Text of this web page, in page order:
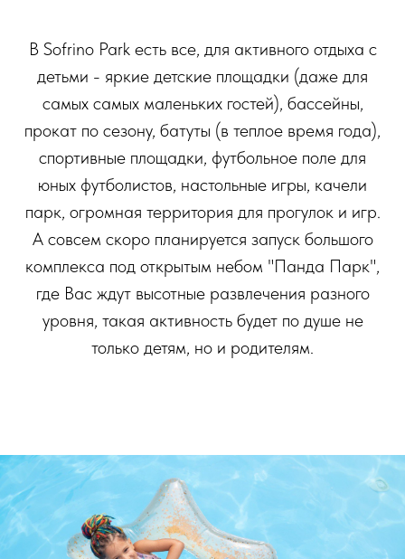
В Sofrino Park есть все, для активного отдыха с
детьми - яркие детские площадки (даже для
самых самых маленьких гостей), бассейны,
прокат по сезону, батуты (в теплое время года),
спортивные площадки, футбольное поле для
юных футболистов, настольные игры, качели
парк, огромная территория для прогулок и игр.
А совсем скоро планируется запуск большого
комплекса под открытым небом "Панда Парк",
где Вас ждут высотные развлечения разного
уровня, такая активность будет по душе не
только детям, но и родителям.